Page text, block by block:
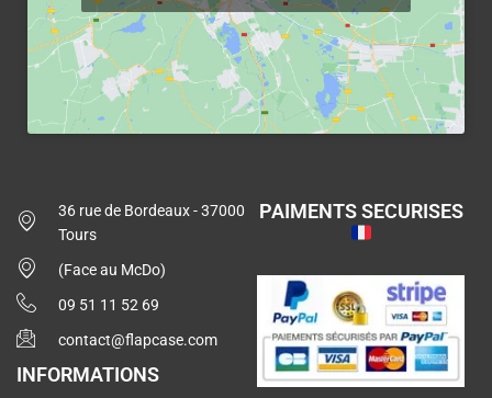
36 rue de Bordeaux - 37000
Tours
(Face au McDo)
09 51 11 52 69
contact@flapcase.com
INFORMATIONS
PAIMENTS SECURISES